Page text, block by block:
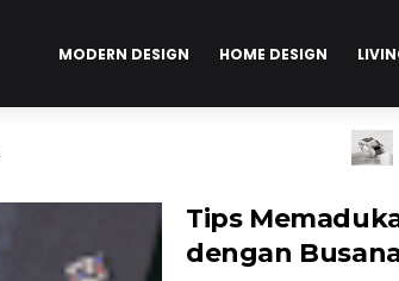
MODERN DESIGN HOME DESIGN
BISNIS
Tips
dengan